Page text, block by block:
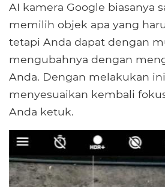
AI kamera Google biasanya
memilih objek apa yang
tetapi Anda dapat dengan
mengubahnya dengan
Anda. Dengan melakukan
menyesuaikan kembali
Anda ketuk.